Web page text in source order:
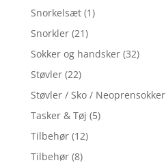
Snorkelsæt (1)
Snorkler (21)
Sokker og handsker (32)
Støvler (22)
Støvler / Sko / Neoprensokker
Tasker & Tøj (5)
Tilbehør (12)
Tilbehør (8)